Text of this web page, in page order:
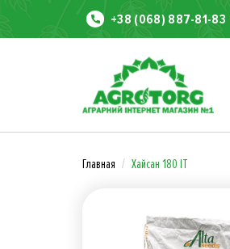
+38 (068) 887-81-83
Главная Хайсан 180 ІТ